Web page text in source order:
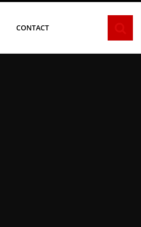
CONTACT